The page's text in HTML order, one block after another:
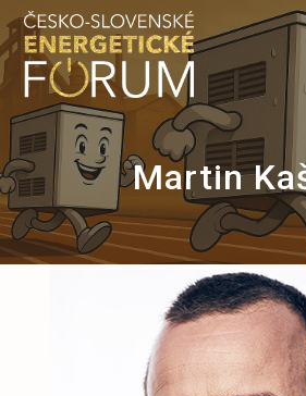
to
content
Martin